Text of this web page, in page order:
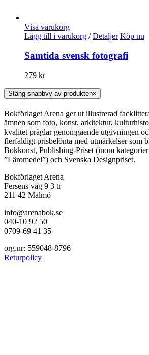
Visa varukorg
Lägg till i varukorg / Detaljer Köp nu
Samtida svensk fotografi
279 kr
Stäng snabbvy av produkten×
Bokförlaget Arena ger ut illustrerad
ämnen som foto, konst, arkitektur,
kvalitet präglar genomgående utgivningen
flerfaldigt prisbelönta med utmärkelser som
Bokkonst, Publishing-Priset (inom
”Läromedel”) och Svenska Designpriset.
Bokförlaget Arena
Fersens väg 9 3 tr
211 42 Malmö
info@arenabok.se
040-10 92 50
0709-69 41 35
org.nr: 559048-8796
Returpolicy